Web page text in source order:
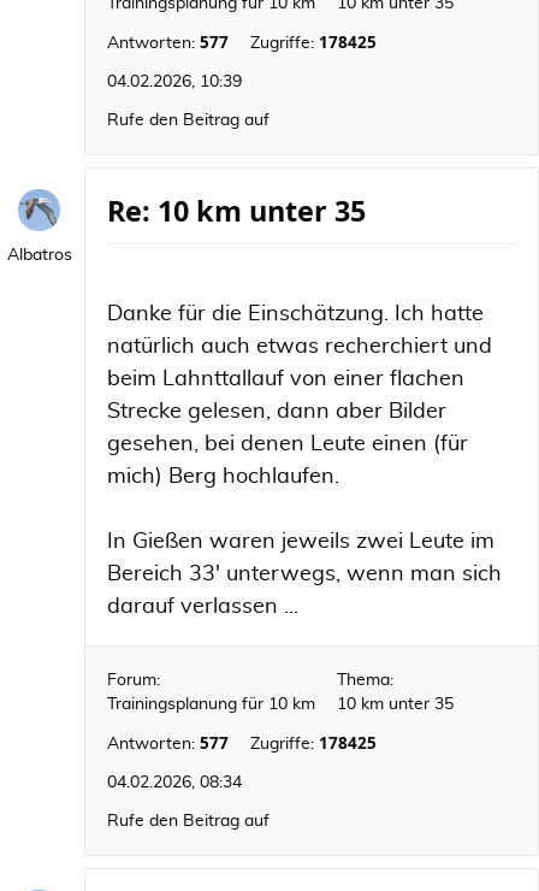
Trainingsplanung für 10 km 10 km unter 35
Antworten: 577 Zugriffe: 178425
04.02.2026, 10:39
Rufe den Beitrag auf
Albatros
Re: 10 km unter 35
Danke für die Einschätzung. Ich hatte
natürlich auch etwas recherchiert und
beim Lahnttallauf von einer flachen
Strecke gelesen, dann aber Bilder
gesehen, bei denen Leute einen (für
mich) Berg hochlaufen.
In Gießen waren jeweils zwei Leute im
Bereich 33' unterwegs, wenn man sich
darauf verlassen ...
Forum:
Trainingsplanung für 10 km
Thema:
10 km unter 35
Antworten: 577 Zugriffe: 178425
04.02.2026, 08:34
Rufe den Beitrag auf